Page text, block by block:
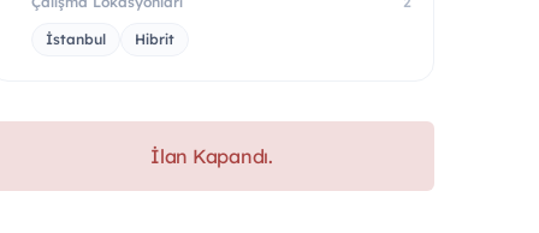
İstanbul Hibrit
İlan Kapandı.